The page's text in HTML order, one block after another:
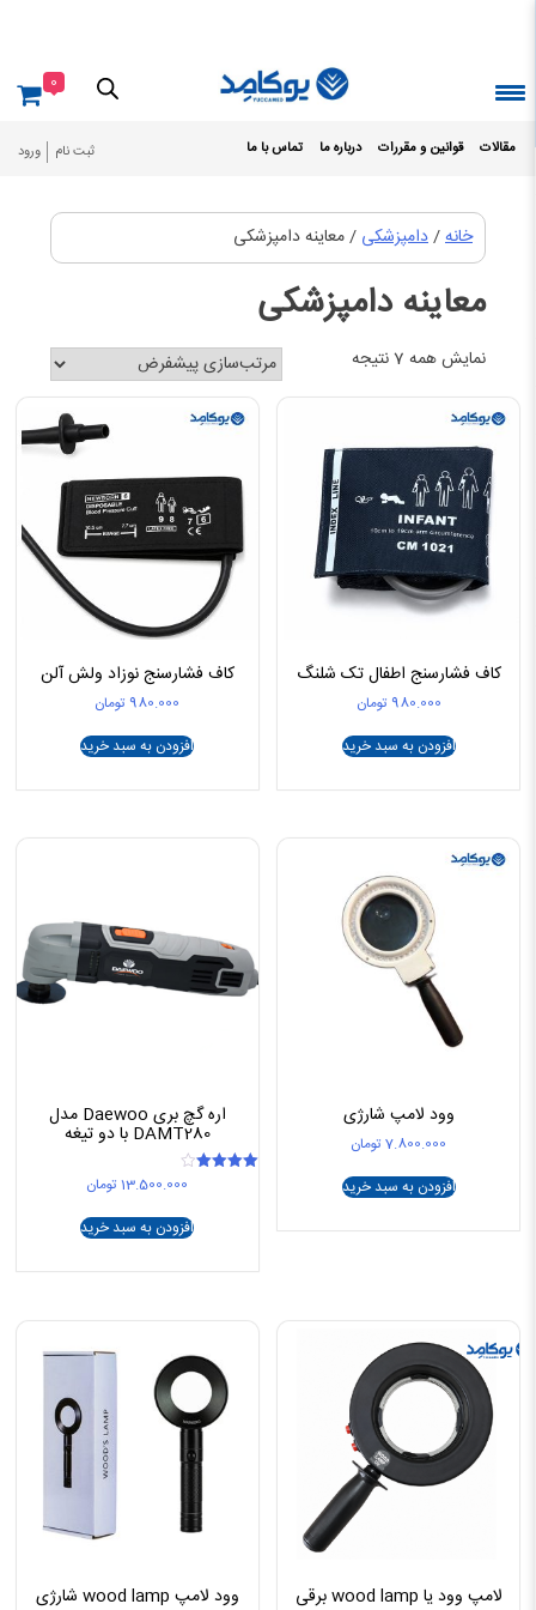
مقالات قوانین و مقررات درباره ما تماس با ما ثبت نام ورود
0
خانه/دامپزشکی / معاینه دامپزشکی
معاینه دامپزشکی
نمایش همه 7 نتیجه
کاف فشارسنج اطفال تک شلنگ
980.000 تومان
افزودن به سبد خرید
کاف فشارسنج نوزاد ولش آلن
980.000 تومان
افزودن به سبد خرید
وود لامپ شارژی
7.800.000 تومان
افزودن به سبد خرید
اره گچ بری Daewoo مدل
DAMT280 با دو تیغه
13.500.000 تومان
افزودن به سبد خرید
لامپ وود یا wood lamp برقی وود لامپ wood lamp شارژی